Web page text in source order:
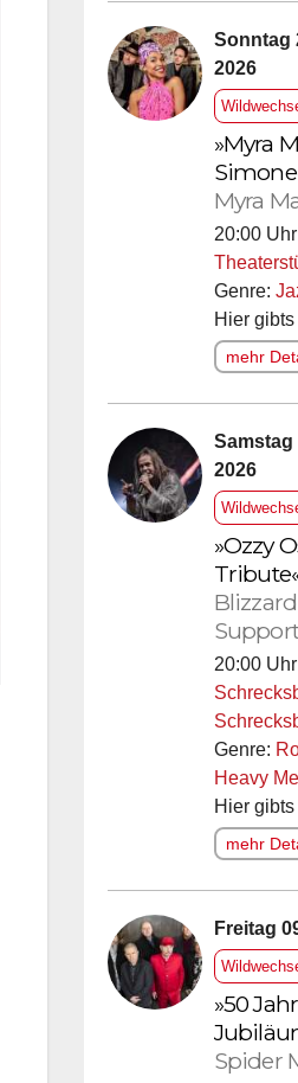
Sonntag
2026
»Myra
Myra
20:00 Uhr
Genre:
Hier
mehr
Samstag
2026
»Ozzy
20:00 Uhr
Genre:
Heavy
Hier
mehr
Freitag
»50
Spider